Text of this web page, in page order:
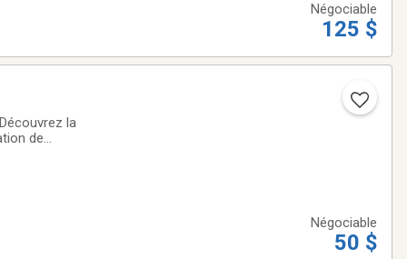
Négociable
125 $
la
de
Négociable
50 $